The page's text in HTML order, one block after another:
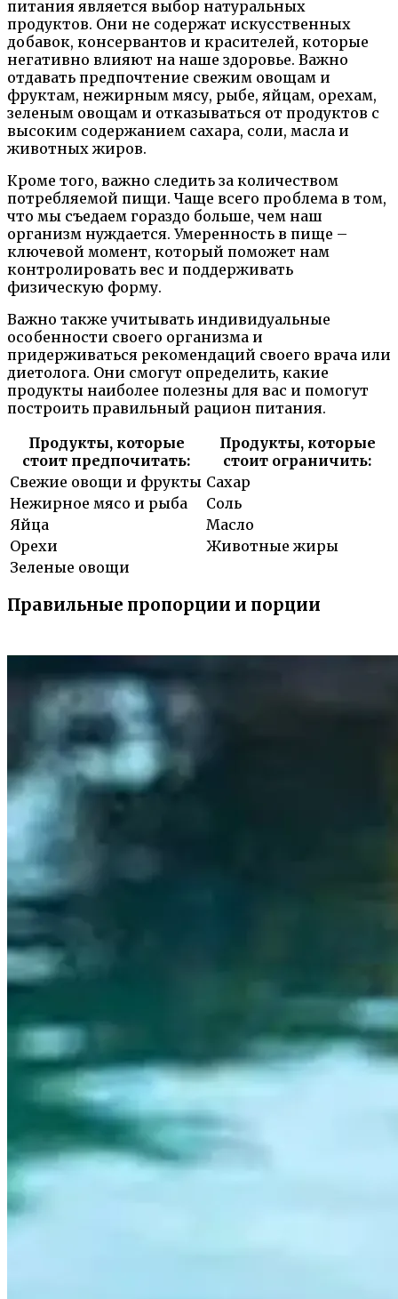
питания является выбор натуральных
продуктов. Они не содержат искусственных
добавок, консервантов и красителей, которые
негативно влияют на наше здоровье. Важно
отдавать предпочтение свежим овощам и
фруктам, нежирным мясу, рыбе, яйцам, орехам,
зеленым овощам и отказываться от продуктов с
высоким содержанием сахара, соли, масла и
животных жиров.
Кроме того, важно следить за количеством
потребляемой пищи. Чаще всего проблема в том,
что мы съедаем гораздо больше, чем наш
организм нуждается. Умеренность в пище –
ключевой момент, который поможет нам
контролировать вес и поддерживать
физическую форму.
Важно также учитывать индивидуальные
особенности своего организма и
придерживаться рекомендаций своего врача или
диетолога. Они смогут определить, какие
продукты наиболее полезны для вас и помогут
построить правильный рацион питания.
Продукты, которые
стоит предпочитать:
Продукты, которые
стоит ограничить:
Свежие овощи и фрукты Сахар
Нежирное мясо и рыба
Соль
Яйца
Масло
Орехи
Животные жиры
Зеленые овощи
Правильные пропорции и порции